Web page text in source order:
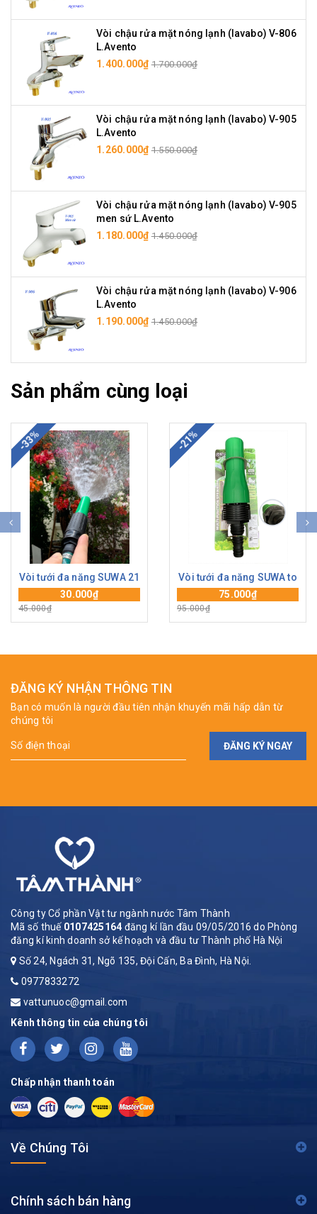
Vòi chậu rửa mặt nóng lạnh (lavabo) V-806
L.Avento
1.400.000₫ 1.700.000₫
Vòi chậu rửa mặt nóng lạnh (lavabo) V-905
L.Avento
1.260.000₫ 1.550.000₫
Vòi chậu rửa mặt nóng lạnh (lavabo) V-905
men sứ L.Avento
1.180.000₫ 1.450.000₫
Vòi chậu rửa mặt nóng lạnh (lavabo) V-906
L.Avento
1.190.000₫ 1.450.000₫
Sản phẩm cùng loại
-33%
Vòi tưới đa năng SUWA 21
30.000₫
45.000₫
-21%
Vòi tưới đa năng SUWA to
75.000₫
95.000₫
ĐĂNG KÝ NHẬN THÔNG TIN
Bạn có muốn là người đầu tiên nhận khuyến mãi hấp dẫn từ
chúng tôi
ĐĂNG KÝ NGAY
Công ty Cổ phần Vật tư ngành nước Tâm Thành
Mã số thuế 0107425164 đăng kí lần đầu 09/05/2016 do Phòng
đăng kí kinh doanh sở kế hoạch và đầu tư Thành phố Hà Nội
Số 24, Ngách 31, Ngõ 135, Đội Cấn, Ba Đình, Hà Nội.
0977833272
vattunuoc@gmail.com
Kênh thông tin của chúng tôi
Chấp nhận thanh toán
Về Chúng Tôi
Chính sách bán hàng